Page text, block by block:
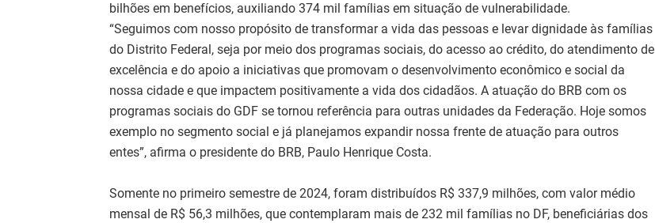
bilhões em benefícios, auxiliando 374 mil famílias em situação de vulnerabilidade.
“Seguimos com nosso propósito de transformar a vida das pessoas e levar dignidade às famílias
do Distrito Federal, seja por meio dos programas sociais, do acesso ao crédito, do atendimento de
excelência e do apoio a iniciativas que promovam o desenvolvimento econômico e social da
nossa cidade e que impactem positivamente a vida dos cidadãos. A atuação do BRB com os
programas sociais do GDF se tornou referência para outras unidades da Federação. Hoje somos
exemplo no segmento social e já planejamos expandir nossa frente de atuação para outros
entes”, afirma o presidente do BRB, Paulo Henrique Costa.
Somente no primeiro semestre de 2024, foram distribuídos R$ 337,9 milhões, com valor médio
mensal de R$ 56,3 milhões, que contemplaram mais de 232 mil famílias no DF, beneficiárias dos